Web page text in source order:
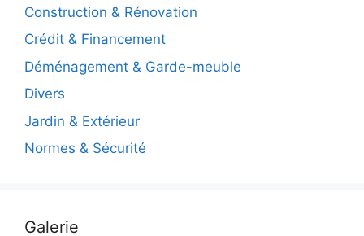
Construction & Rénovation
Crédit & Financement
Déménagement & Garde-meuble
Divers
Jardin & Extérieur
Normes & Sécurité
Galerie